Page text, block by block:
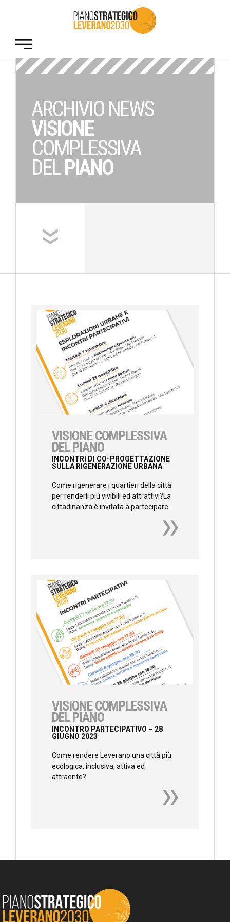
ARCHIVIO NEWS
VISIONE
COMPLESSIVA
DELPIANO
VISIONE COMPLESSIVA
DEL PIANO
INCONTRI DI CO-PROGETTAZIONE
SULLA RIGENERAZIONE URBANA
Come rigenerare i quartieri della città
per renderli più vivibili ed attrattivi?La
cittadinanza è invitata a partecipare.
VISIONE COMPLESSIVA
DEL PIANO
INCONTRO PARTECIPATIVO – 28
GIUGNO 2023
Come rendere Leverano una città più
ecologica, inclusiva, attiva ed
attraente?